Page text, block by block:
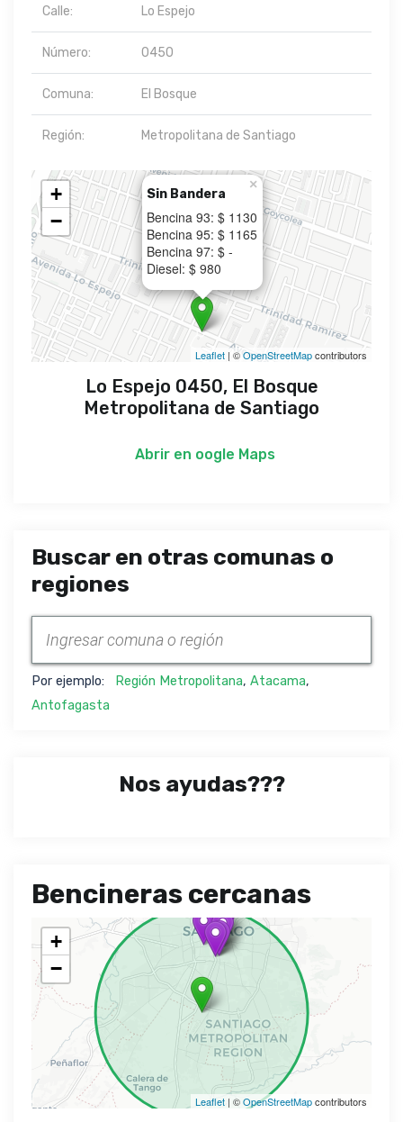
Calle: Lo Espejo
Número: 0450
Comuna: El Bosque
Región: Metropolitana de Santiago
Sin Bandera
Bencina 93: $ 1130
Bencina 95: $ 1165
Bencina 97: $ -
Diesel: $ 980
×
+
−
Leaflet | ©OpenStreetMapcontributors
Lo Espejo 0450, El Bosque
Metropolitana de Santiago
Abrir en oogle Maps
Buscar en otras comunas o
regiones
Por ejemplo: Región Metropolitana, Atacama,
Antofagasta
Nos ayudas???
Bencineras cercanas
+
−
Leaflet | ©OpenStreetMapcontributors